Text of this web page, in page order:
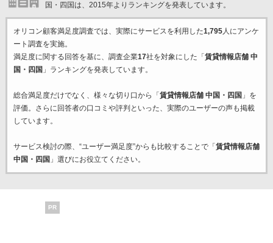
国・四国は、2015年よりランキングを発表しています。
オリコン顧客満足度調査では、実際にサービスを利用した1,795人にアンケ
ート調査を実施。
満足度に関する回答を基に、調査企業17社を対象にした「 賃貸情報店舗 中
国・四国 」ランキングを発表しています。
総合満足度だけでなく、様々な切り口から「 賃貸情報店舗 中国・四国 」を
評価。さらに回答者の口コミや評判といった、実際のユーザーの声も掲載
しています。
サービス検討の際、“ユーザー満足度”からも比較することで「 賃貸情報店舗
中国・四国 」選びにお役立てください。
PR